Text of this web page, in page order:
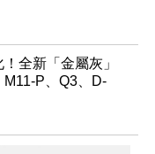
全新「金屬灰」
P、Q3、D-